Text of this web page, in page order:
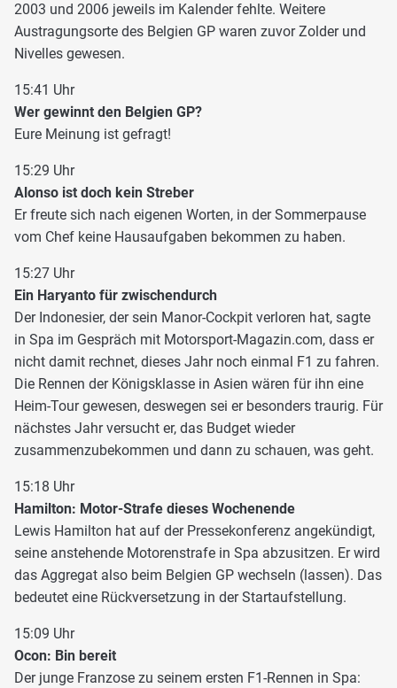
2003 und 2006 jeweils im Kalender fehlte. Weitere
Austragungsorte des Belgien GP waren zuvor Zolder und
Nivelles gewesen.
15:41 Uhr
Wer gewinnt den Belgien GP?
Eure Meinung ist gefragt!
15:29 Uhr
Alonso ist doch kein Streber
Er freute sich nach eigenen Worten, in der Sommerpause
vom Chef keine Hausaufgaben bekommen zu haben.
15:27 Uhr
Ein Haryanto für zwischendurch
Der Indonesier, der sein Manor-Cockpit verloren hat, sagte
in Spa im Gespräch mit Motorsport-Magazin.com, dass er
nicht damit rechnet, dieses Jahr noch einmal F1 zu fahren.
Die Rennen der Königsklasse in Asien wären für ihn eine
Heim-Tour gewesen, deswegen sei er besonders traurig. Für
nächstes Jahr versucht er, das Budget wieder
zusammenzubekommen und dann zu schauen, was geht.
15:18 Uhr
Hamilton: Motor-Strafe dieses Wochenende
Lewis Hamilton hat auf der Pressekonferenz angekündigt,
seine anstehende Motorenstrafe in Spa abzusitzen. Er wird
das Aggregat also beim Belgien GP wechseln (lassen). Das
bedeutet eine Rückversetzung in der Startaufstellung.
15:09 Uhr
Ocon: Bin bereit
Der junge Franzose zu seinem ersten F1-Rennen in Spa: